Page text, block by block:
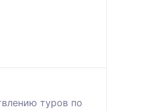
туров по